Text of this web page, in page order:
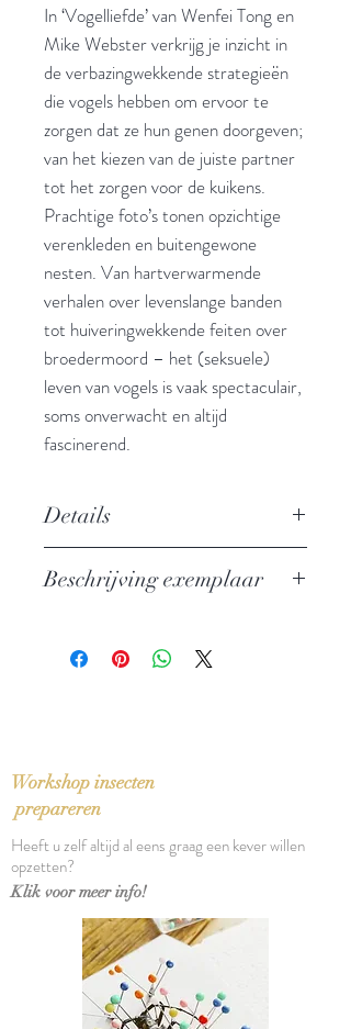
In ‘Vogelliefde’ van Wenfei Tong en
Mike Webster verkrijg je inzicht in
de verbazingwekkende strategieën
die vogels hebben om ervoor te
zorgen dat ze hun genen doorgeven;
van het kiezen van de juiste partner
tot het zorgen voor de kuikens.
Prachtige foto’s tonen opzichtige
verenkleden en buitengewone
nesten. Van hartverwarmende
verhalen over levenslange banden
tot huiveringwekkende feiten over
broedermoord – het (seksuele)
leven van vogels is vaak spectaculair,
soms onverwacht en altijd
fascinerend.
Details
broeden en kuikenzorg
Taal: Nederlands
Beschrijving exemplaar
Workshop insecten
prepareren
Heeft u zelf altijd al eens graag een kever willen
opzetten?
Klik voor meer info!